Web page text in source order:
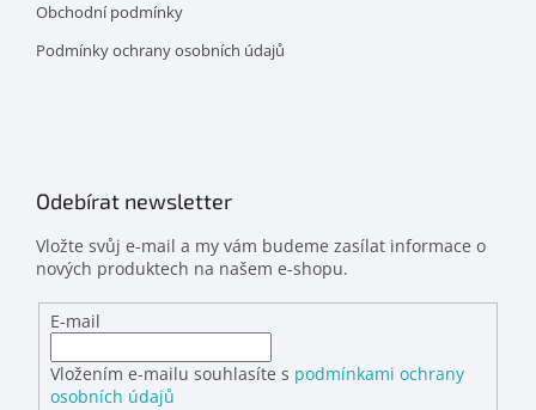
Obchodní podmínky
Podmínky ochrany osobních údajů
Odebírat newsletter
Vložte svůj e-mail a my vám budeme zasílat informace o
nových produktech na našem e-shopu.
E-mail
Vložením e-mailu souhlasíte s podmínkami ochrany
osobních údajů